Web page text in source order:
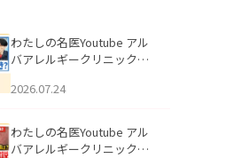
わたしの名医Youtube アル
バアレルギークリニック札
える男性へ｜医師が教える
公開いたしました。
2026.07.24
わたしの名医Youtube アル
バアレルギークリニック札